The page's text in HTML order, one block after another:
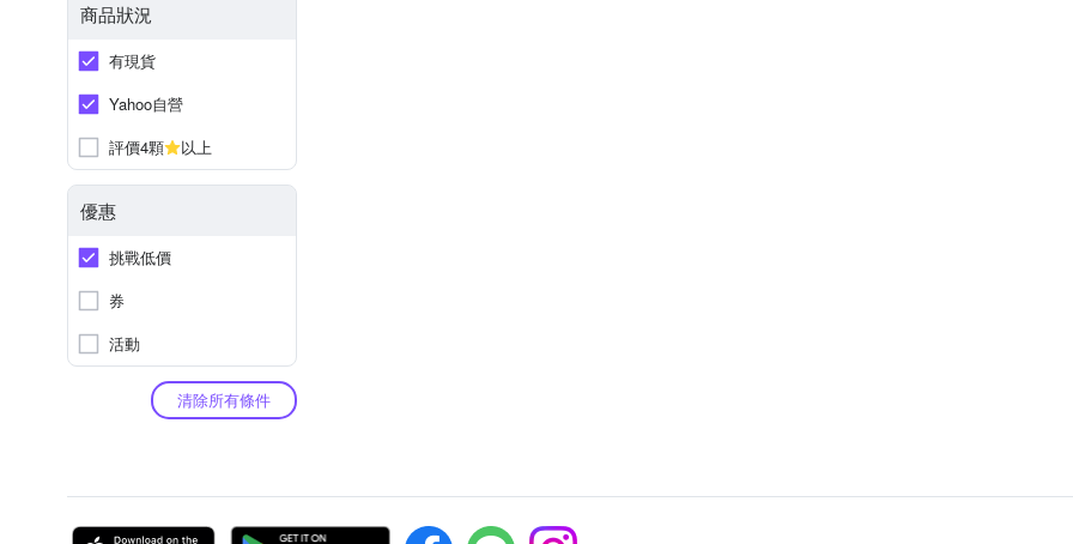
商品狀況
有現貨
Yahoo自營
評價4顆
以上
優惠
挑戰低價
券
活動
清除所有條件